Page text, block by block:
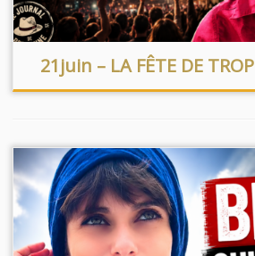
21juin – LA FÊTE DE TROP